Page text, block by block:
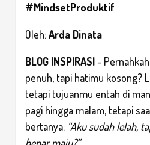
#MindsetProduktif
Oleh:Arda Dinata
BLOG INSPIRASI-
penuh, tapi hatimu kosong?
tetapi tujuanmu entah di
pagi hingga malam, tetapi
bertanya: “Aku sudah lelah,